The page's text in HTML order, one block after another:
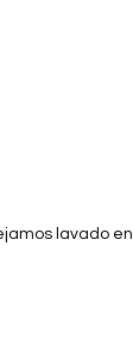
lavado